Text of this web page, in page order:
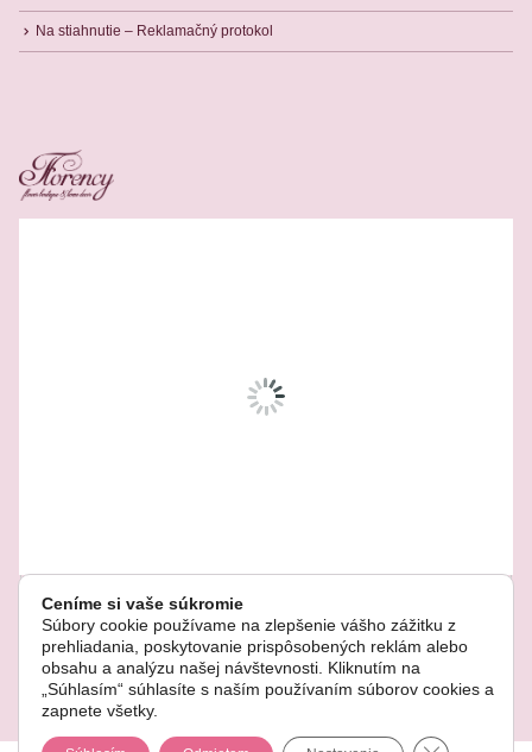
Na stiahnutie – Reklamačný protokol
© Copyright 2022. Všetky práva vyhradené.
Ceníme si vaše súkromie
Súbory cookie používame na zlepšenie vášho zážitku z
prehliadania, poskytovanie prispôsobených reklám alebo
obsahu a analýzu našej návštevnosti. Kliknutím na
„Súhlasím“ súhlasíte s naším používaním súborov cookies a
zapnete všetky.